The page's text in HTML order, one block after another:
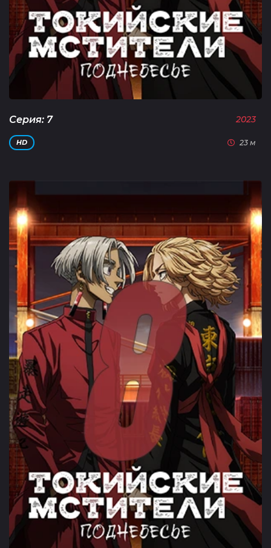
Серия: 7 2023
HD 23 м